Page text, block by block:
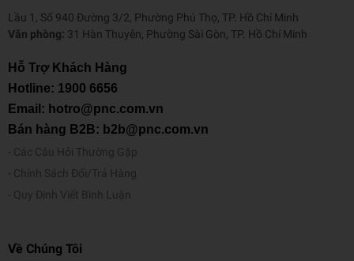
Lầu 1, Số 940 Đường 3/2, Phường Phú Thọ, TP. Hồ Chí Minh
Văn phòng: 31 Hàn Thuyên, Phường Sài Gòn, TP. Hồ Chí Minh
Hỗ Trợ Khách Hàng
Hotline: 1900 6656
Email: hotro@pnc.com.vn
Bán hàng B2B: b2b@pnc.com.vn
Các Câu Hỏi Thường Gặp
Chính Sách Đổi/Trả Hàng
Quy Định Viết Bình Luận
Về Chúng Tôi